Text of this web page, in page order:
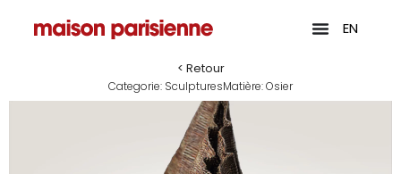
EN
< Retour
Categorie: SculpturesMatière:Osier